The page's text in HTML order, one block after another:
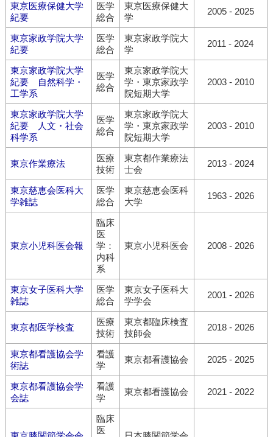
東京医療保健大学
紀要
医学
総合
東京医療保健大
学
2005 - 2025
東京家政学院大学
紀要
医学
総合
東京家政学院大
学
2011 - 2024
東京家政学院大学
紀要 自然科学・
工学系
医学
総合
東京家政学院大
学・東京家政学
院短期大学
2003 - 2010
東京家政学院大学
紀要 人文・社会
科学系
医学
総合
東京家政学院大
学・東京家政学
院短期大学
2003 - 2010
東京作業療法
医療
技術
東京都作業療法
士会
2013 - 2024
東京慈恵会医科大
学雑誌
医学
総合
東京慈恵会医科
大学
1963 - 2026
東京小児科医会報
臨床
医
学：
内科
系
東京小児科医会 2008 - 2026
東京女子医科大学
雑誌
医学
総合
東京女子医科大
学学会
2001 - 2026
東京都医学検査
医療
技術
東京都臨床検査
技師会
2018 - 2026
東京都看護協会学
術誌
看護
学
東京都看護協会 2025 - 2025
東京都看護協会学
会誌
看護
学
東京都看護協会 2021 - 2022
臨床
医